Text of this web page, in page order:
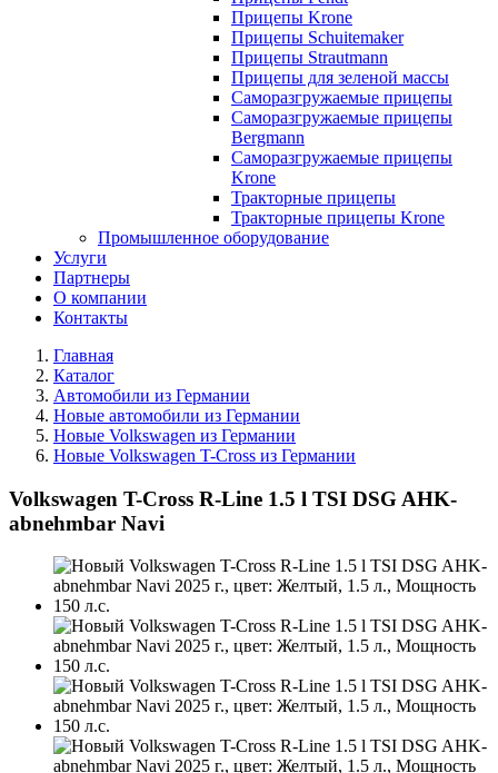
Прицепы Krone
Прицепы Schuitemaker
Прицепы Strautmann
Прицепы для зеленой массы
Саморазгружаемые прицепы
Саморазгружаемые прицепы
Bergmann
Саморазгружаемые прицепы
Krone
Тракторные прицепы
Тракторные прицепы Krone
Промышленное оборудование
Услуги
Партнеры
О компании
Контакты
Главная
Каталог
Автомобили из Германии
Новые автомобили из Германии
Новые Volkswagen из Германии
Новые Volkswagen T-Cross из Германии
Volkswagen T-Cross R-Line 1.5 l TSI DSG AHK-
abnehmbar Navi